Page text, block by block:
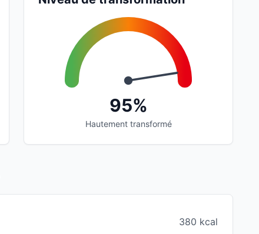
95%
Hautement transformé
380 kcal